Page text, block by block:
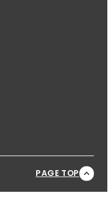
PAGE TOP